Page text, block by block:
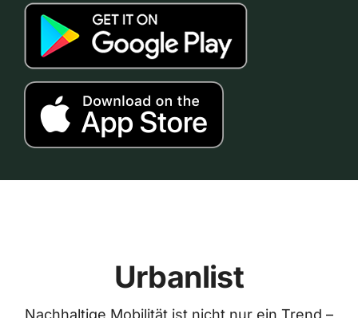
Urbanlist
Nachhaltige Mobilität ist nicht nur ein Trend –